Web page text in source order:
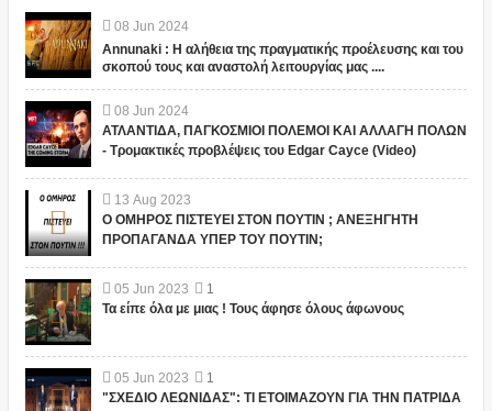
08 Jun 2024
Annunaki : Η αλήθεια της πραγματικής προέλευσης και του
σκοπού τους και αναστολή λειτουργίας μας ....
08 Jun 2024
ΑΤΛΑΝΤΙΔΑ, ΠΑΓΚΟΣΜΙΟΙ ΠΟΛΕΜΟΙ ΚΑΙ ΑΛΛΑΓΗ ΠΟΛΩΝ
- Τρομακτικές προβλέψεις του Edgar Cayce (Video)
13 Aug 2023
Ο ΟΜΗΡΟΣ ΠΙΣΤΕΥΕΙ ΣΤΟΝ ΠΟΥΤΙΝ ; ΑΝΕΞΗΓΗΤΗ
ΠΡΟΠΑΓΑΝΔΑ ΥΠΕΡ ΤΟΥ ΠΟΥΤΙΝ;
05 Jun 2023
1
Τα είπε όλα με μιας ! Τους άφησε όλους άφωνους
05 Jun 2023
1
"ΣΧΕΔΙΟ ΛΕΩΝΙΔΑΣ": ΤΙ ΕΤΟΙΜΑΖΟΥΝ ΓΙΑ ΤΗΝ ΠΑΤΡΙΔΑ